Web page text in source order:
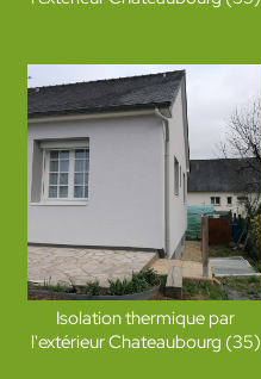
Isolation thermique par
l'extérieur Chateaubourg (35)